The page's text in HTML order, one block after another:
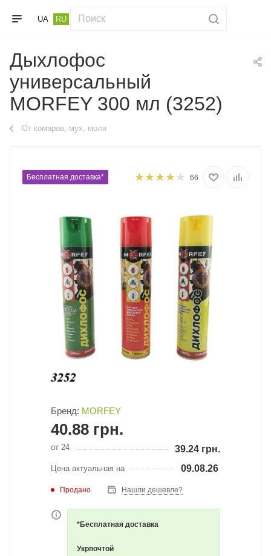
UA RU
Дыхлофос
универсальный
MORFEY 300 мл (3252)
От комаров, мух, моли
Бесплатная доставка* 66
Бренд: MORFEY
40.88 грн.
от 24 39.24 грн.
Цена актуальная на 09.08.26
Продано Нашли дешевле?
*Бесплатная доставка
Укрпочтой